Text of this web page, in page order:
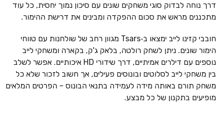
דרך נוחה לבדוק סוגי משחקים שונים עם סיכון נמוך יחסית, כל עוד
מתכננים מראש את סכום ההפקדה ומבינים את דרישת ההימור.
חובבי קזינו לייב ימצאו ב‑Tsars מגוון רחב של שולחנות עם טווחי
הימור שונים. ניתן לשחק רולטה, בלאק ג'ק, בקארה ומשחקי לייב
נוספים עם דילרים אמיתיים, דרך שידורי HD איכותיים. אפשר לשלב
בין משחקי לייב לסלוטים ובונוסים פעילים, אך חשוב לזכור שלא כל
משחק תורם באותה מידה לעמידה בתנאי הבונוס – הפרטים המלאים
מופיעים בתקנון של כל מבצע.